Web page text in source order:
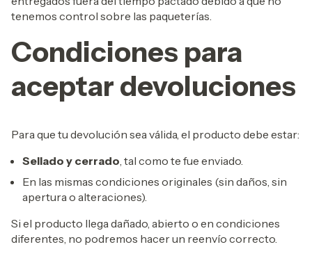
tenemos control sobre las paqueterías.
Condiciones para
aceptar devoluciones
Para que tu devolución sea válida, el producto debe estar:
Sellado y cerrado , tal como te fue enviado.
En las mismas condiciones originales (sin daños, sin
apertura o alteraciones).
Si el producto llega dañado, abierto o en condiciones
diferentes, no podremos hacer un reenvío correcto.